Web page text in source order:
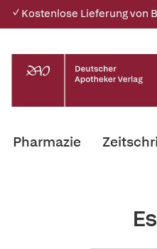
✓ Kostenlose Lieferung von
Pharmazie